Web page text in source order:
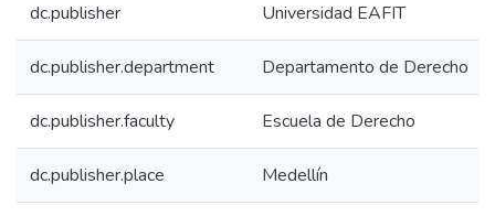
dc.publisher Universidad EAFIT
dc.publisher.department Departamento de Derecho
dc.publisher.faculty Escuela de Derecho
dc.publisher.place Medellín